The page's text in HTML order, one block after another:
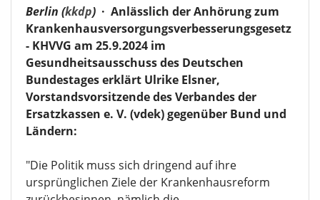
Berlin (kkdp) · Anlässlich der Anhörung zum
Krankenhausversorgungsverbesserungsgesetz
- KHVVG am 25.9.2024 im
Gesundheitsausschuss des Deutschen
Bundestages erklärt Ulrike Elsner,
Vorstandsvorsitzende des Verbandes der
Ersatzkassen e. V. (vdek) gegenüber Bund und
Ländern:
"Die Politik muss sich dringend auf ihre
ursprünglichen Ziele der Krankenhausreform